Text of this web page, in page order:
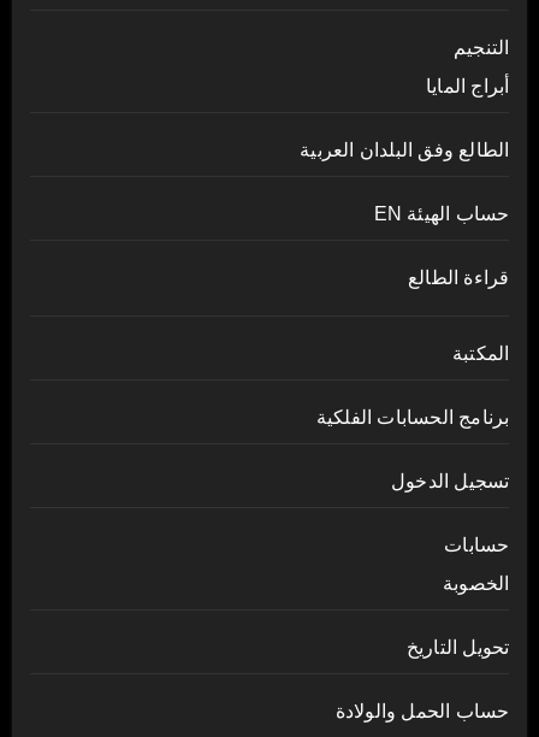
التنجيم
أبراج المايا
الطالع وفق البلدان العربية
حساب الهيئة EN
قراءة الطالع
المكتبة
برنامج الحسابات الفلكية
تسجيل الدخول
حسابات
الخصوبة
تحويل التاريخ
حساب الحمل والولادة